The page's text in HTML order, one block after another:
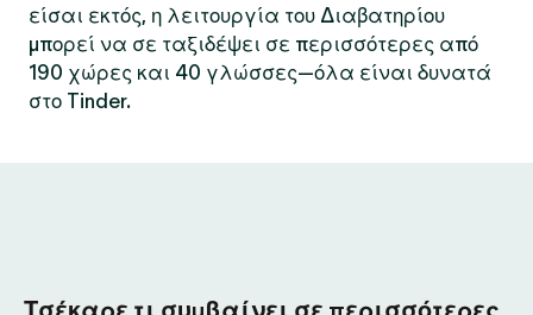
είσαι εκτός, η λειτουργία του Διαβατηρίου
μπορεί να σε ταξιδέψει σε περισσότερες από
190 χώρες και 40 γλώσσες—όλα είναι δυνατά
στο Tinder.